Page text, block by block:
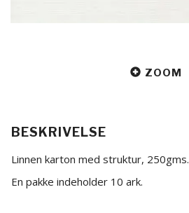
ZOOM
BESKRIVELSE
Linnen karton med struktur, 250gms.
En pakke indeholder 10 ark.